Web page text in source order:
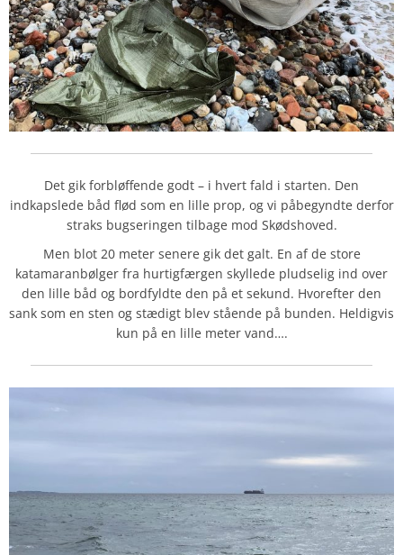
Det gik forbløffende godt – i hvert fald i starten. Den
indkapslede båd flød som en lille prop, og vi påbegyndte derfor
straks bugseringen tilbage mod Skødshoved.
Men blot 20 meter senere gik det galt. En af de store
katamaranbølger fra hurtigfærgen skyllede pludselig ind over
den lille båd og bordfyldte den på et sekund. Hvorefter den
sank som en sten og stædigt blev stående på bunden. Heldigvis
kun på en lille meter vand….